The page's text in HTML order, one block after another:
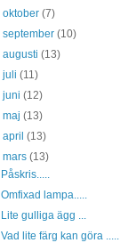
oktober(7)
september(10)
augusti(13)
juli(11)
juni(12)
maj(13)
april(13)
mars(13)
Påskris.....
Omfixad lampa.....
Lite gulliga ägg ...
Vad lite färg kan göra .....